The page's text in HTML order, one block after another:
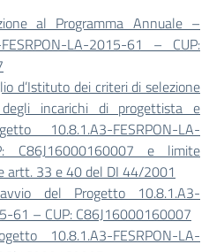
al Programma Annuale –
LA-2015-61 – CUP:
d’Istituto dei criteri di selezione
degli incarichi di progettista e
10.8.1.A3-FESRPON-LA-
C86J16000160007 e limite
artt. 33 e 40 del DI 44/2001
del Progetto 10.8.1.A3-
61 – CUP: C86J16000160007
10.8.1.A3-FESRPON-LA-